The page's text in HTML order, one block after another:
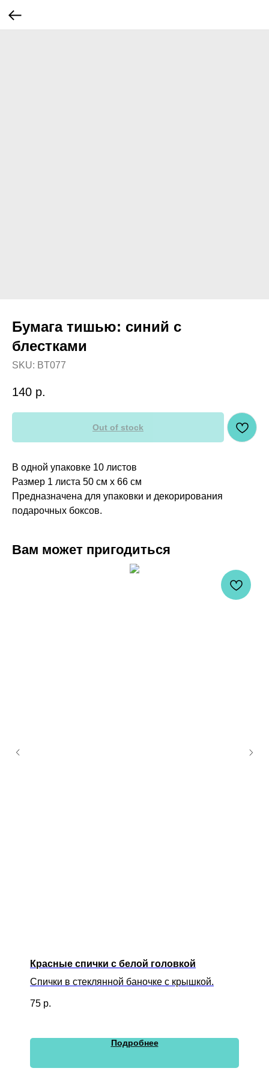
Бумага тишью: синий с
блестками
SKU: BT077
140 р.
Out of stock
В одной упаковке 10 листов
Размер 1 листа 50 см х 66 см
Предназначена для упаковки и декорирования
подарочных боксов.
Вам может пригодиться
Красные спички с белой головкой
Спички в стеклянной баночке с крышкой.
75 р.
Подробнее